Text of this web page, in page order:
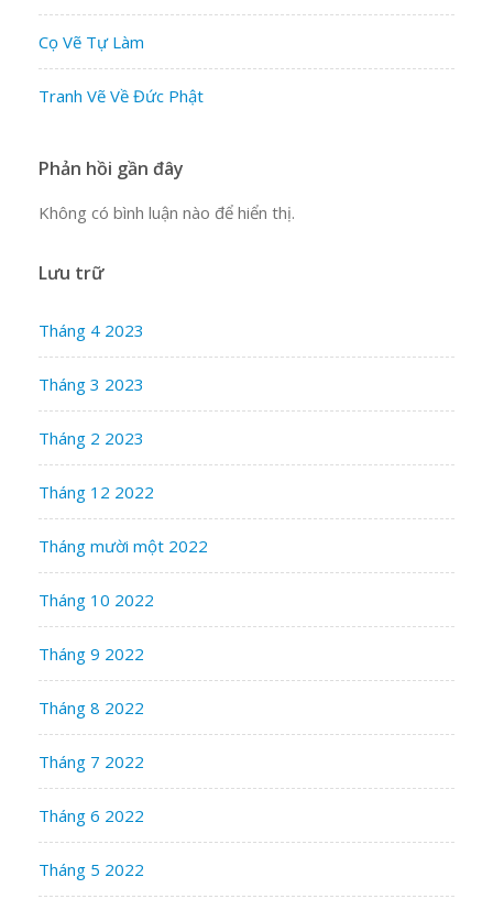
Cọ Vẽ Tự Làm
Tranh Vẽ Về Đức Phật
Phản hồi gần đây
Không có bình luận nào để hiển thị.
Lưu trữ
Tháng 4 2023
Tháng 3 2023
Tháng 2 2023
Tháng 12 2022
Tháng mười một 2022
Tháng 10 2022
Tháng 9 2022
Tháng 8 2022
Tháng 7 2022
Tháng 6 2022
Tháng 5 2022